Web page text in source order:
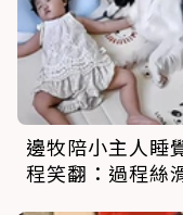
邊牧陪小主人睡
程笑翻：過程絲